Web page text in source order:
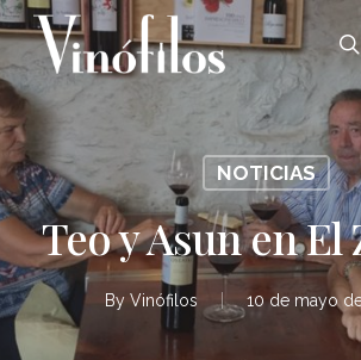
Skip
to
main
content
NOTICIAS
Teo y Asun en
By Vinófilos 10 de mayo